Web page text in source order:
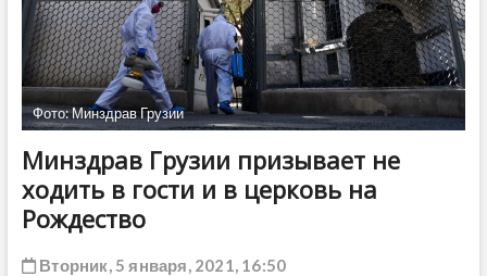
Фото: Минздрав Грузии
Минздрав Грузии призывает не
ходить в гости и в церковь на
Рождество
Вторник, 5 января, 2021, 16:50